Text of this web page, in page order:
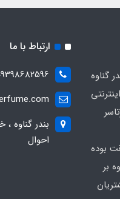
گناوه
بوده
بر
ارتباط با ما
بندر گناوه
احوال